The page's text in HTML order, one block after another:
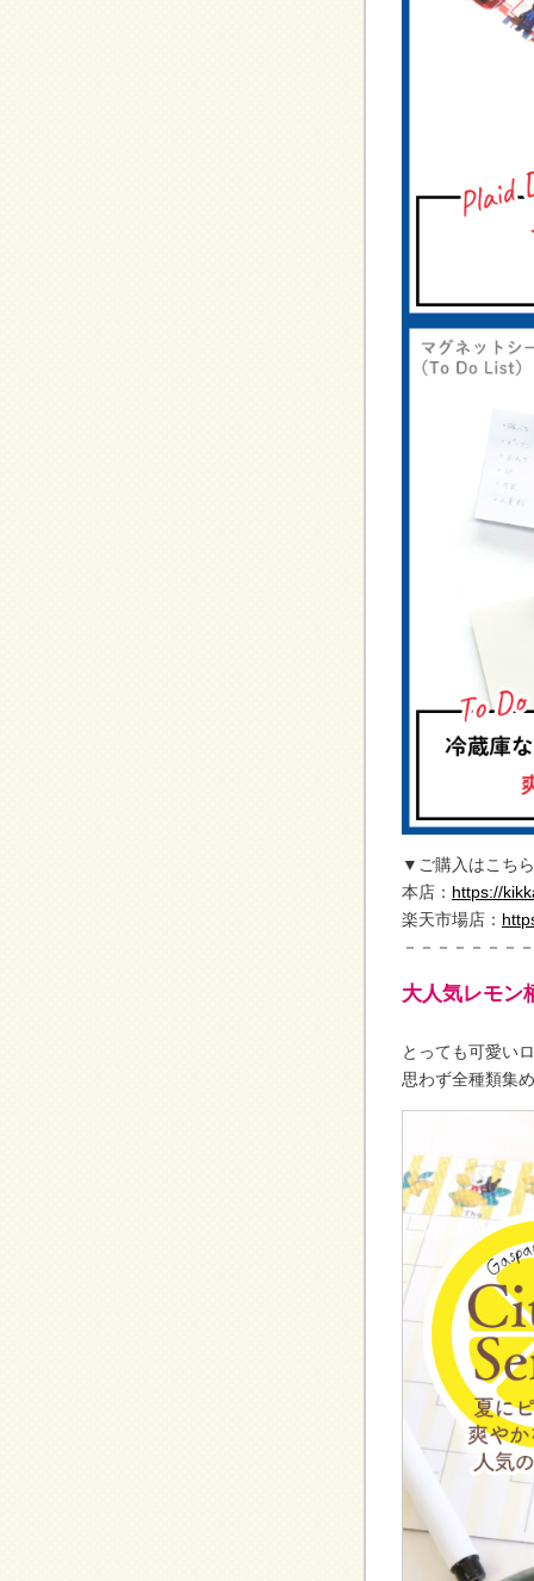
▼ご購入はこち
本店： https://
楽天市場店：
－－－－－－－
大人気レモン
とっても可愛い
思わず全種類集